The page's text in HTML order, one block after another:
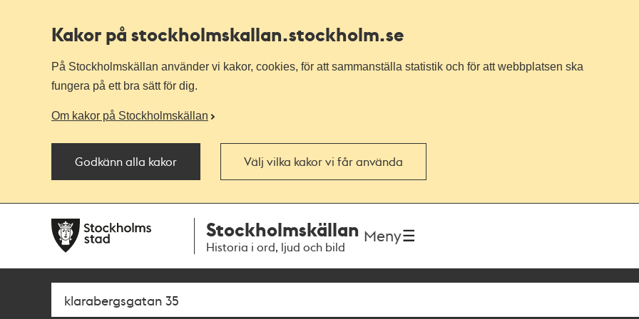
Kakor på stockholmskallan.stockholm.se
På Stockholmskällan använder vi kakor, cookies, för att sammanställa statistik och för att webbplatsen ska
fungera på ett bra sätt för dig.
Om kakor på Stockholmskällan
Godkänn alla kakor Välj vilka kakor vi får använda
navigationen
huvudinnehållet
Stockholmskällan
Historia i ord, ljud och bild
Meny
Sök